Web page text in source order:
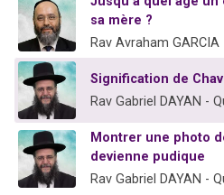
sa mère ?
Rav Avraham
Signification de
Rav Gabriel DAYAN -
Montrer une photo
devienne pudique
Rav Gabriel DAYAN -